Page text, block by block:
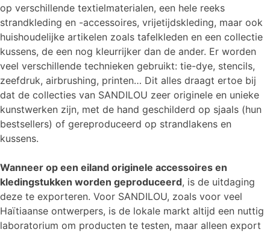
op verschillende textielmaterialen, een hele reeks
strandkleding en -accessoires, vrijetijdskleding, maar ook
huishoudelijke artikelen zoals tafelkleden en een collectie
kussens, de een nog kleurrijker dan de ander. Er worden
veel verschillende technieken gebruikt: tie-dye, stencils,
zeefdruk, airbrushing, printen… Dit alles draagt ertoe bij
dat de collecties van SANDILOU zeer originele en unieke
kunstwerken zijn, met de hand geschilderd op sjaals (hun
bestsellers) of gereproduceerd op strandlakens en
kussens.
Wanneer op een eiland originele accessoires en
kledingstukken worden geproduceerd, is de uitdaging
deze te exporteren. Voor SANDILOU, zoals voor veel
Haïtiaanse ontwerpers, is de lokale markt altijd een nuttig
laboratorium om producten te testen, maar alleen export